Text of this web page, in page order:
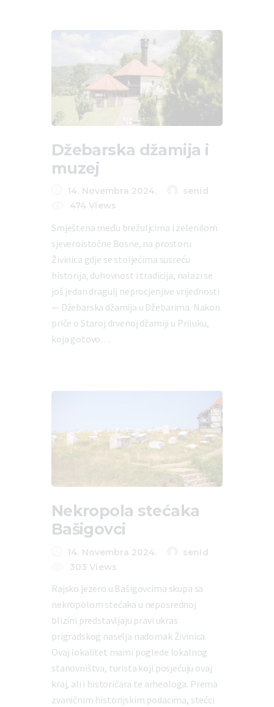
Džebarska džamija i
muzej
14. Novembra 2024.
senid
474 Views
Smještena među brežuljcima i zelenilom
sjeveroistočne Bosne, na prostoru
Živinica gdje se stoljećima susreću
historija, duhovnost i tradicija, nalazi se
još jedan dragulj neprocjenjive vrijednosti
— Džebarska džamija u Džebarima. Nakon
priče o Staroj drvenoj džamiji u Priluku,
koja gotovo…
Nekropola stećaka
Bašigovci
14. Novembra 2024.
senid
303 Views
Rajsko jezero u Bašigovcima skupa sa
nekropolom stećaka u neposrednoj
blizini predstavljaju pravi ukras
prigradskog naselja nadomak Živinica.
Ovaj lokalitet mami poglede lokalnog
stanovništva, turista koji posjećuju ovaj
kraj, ali i historičara te arheologa. Prema
zvaničnim historijskim podacima, stećci